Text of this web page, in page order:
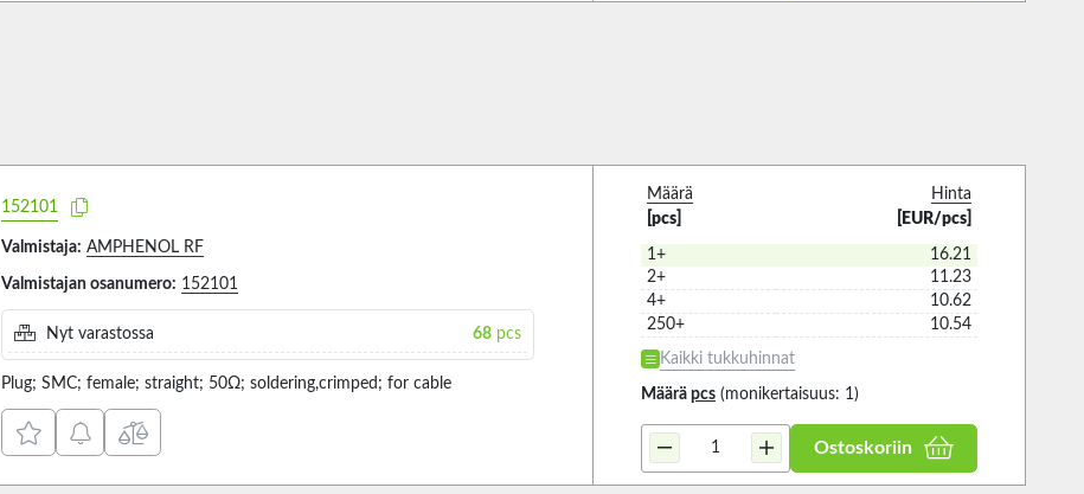
152101
Valmistaja: AMPHENOL RF
Valmistajan osanumero: 152101
Nyt varastossa 68 pcs
Plug; SMC; female; straight; 50Ω; soldering,crimped; for cable
Määrä
[pcs]
Hinta
[EUR/pcs]
1+
16.21
2+
11.23
4+
10.62
250+
10.54
Kaikki tukkuhinnat
Määrä pcs (monikertaisuus: 1)
Ostoskoriin